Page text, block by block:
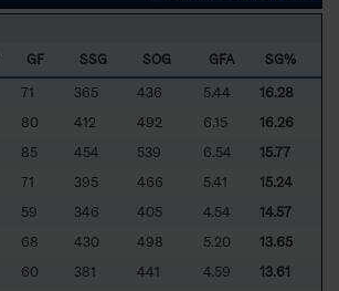
GF SSG SOG GFA
SG%
71 365 436 5.44
16.28
80 412 492 6.15
16.26
85 454 539 6.54
15.77
71 395 466 5.41
15.24
59 346 405 4.54
14.57
68 430 498 5.20
13.65
60 381 441 4.59
13.61